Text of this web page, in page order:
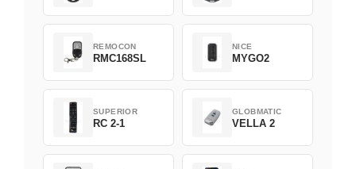
REMOCON
RMC168SL
NICE
MYGO2
SUPERIOR
RC 2-1
GLOBMATIC
VELLA 2